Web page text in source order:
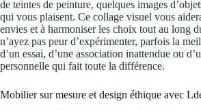
de teintes de peinture, quelques images
qui vous plaisent. Ce collage visuel vous
envies et à harmoniser les choix tout au long
n’ayez pas peur d’expérimenter, parfois la
d’un essai, d’une association inattendue ou
personnelle qui fait toute la différence.
Mobilier sur mesure et design éthique avec